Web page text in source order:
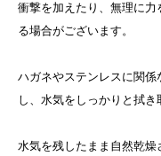
衝撃を加えたり、無理に
る場合がございます。
ハガネやステンレスに関
し、水気をしっかりと拭き
水気を残したまま自然乾